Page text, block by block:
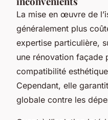
La mise en œuvre de
généralement plus
expertise particulière,
une rénovation façade
compatibilité
Cependant, elle
globale contre les